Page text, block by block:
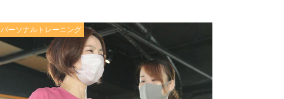
パーソナルトレーニング